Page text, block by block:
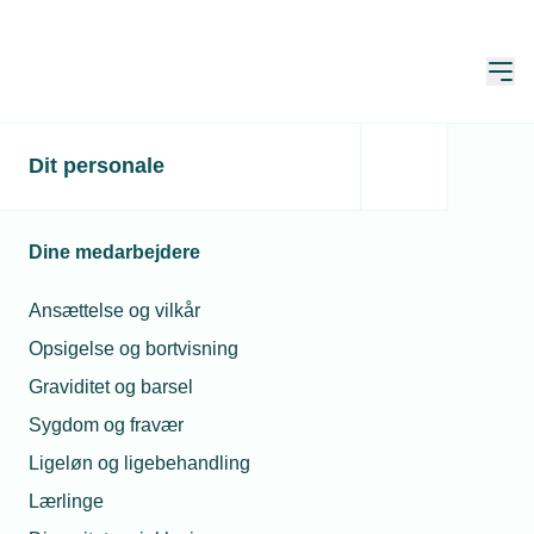
Dit personale
Dine medarbejdere
Ansættelse og vilkår
Opsigelse og bortvisning
Graviditet og barsel
Sygdom og fravær
Ligeløn og ligebehandling
Lærlinge
Toldtrussel skaber
virksomheder
Publiceret: 19. jan. 2026